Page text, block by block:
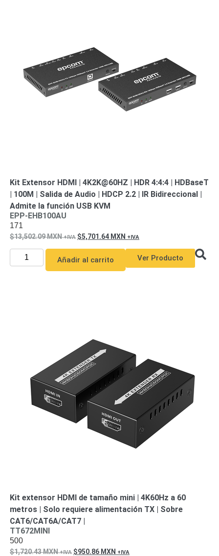
Kit Extensor HDMI | 4K2K@60HZ | HDR 4:4:4 | HDBaseT
| 100M | Salida de Audio | HDCP 2.2 | IR Bidireccional |
Admite la función USB KVM
EPP-EHB100AU
171
13,502.09MXN 5,701.64 MXN
Añadir al carrito Ver Producto
Kit extensor HDMI de tamaño mini | 4K60Hz a 60
metros | Solo requiere alimentación TX | Sobre
CAT6/CAT6A/CAT7 |
TT672MINI
500
1,720.43MXN 950.86 MXN